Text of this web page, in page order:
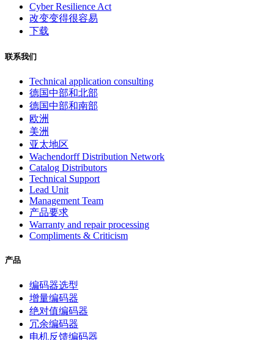
Cyber Resilience Act
改变变得很容易
下载
联系我们
Technical application consulting
德国中部和北部
德国中部和南部
欧洲
美洲
亚太地区
Wachendorff Distribution Network
Catalog Distributors
Technical Support
Lead Unit
Management Team
产品要求
Warranty and repair processing
Compliments & Criticism
产品
编码器选型
增量编码器
绝对值编码器
冗余编码器
电机反馈编码器